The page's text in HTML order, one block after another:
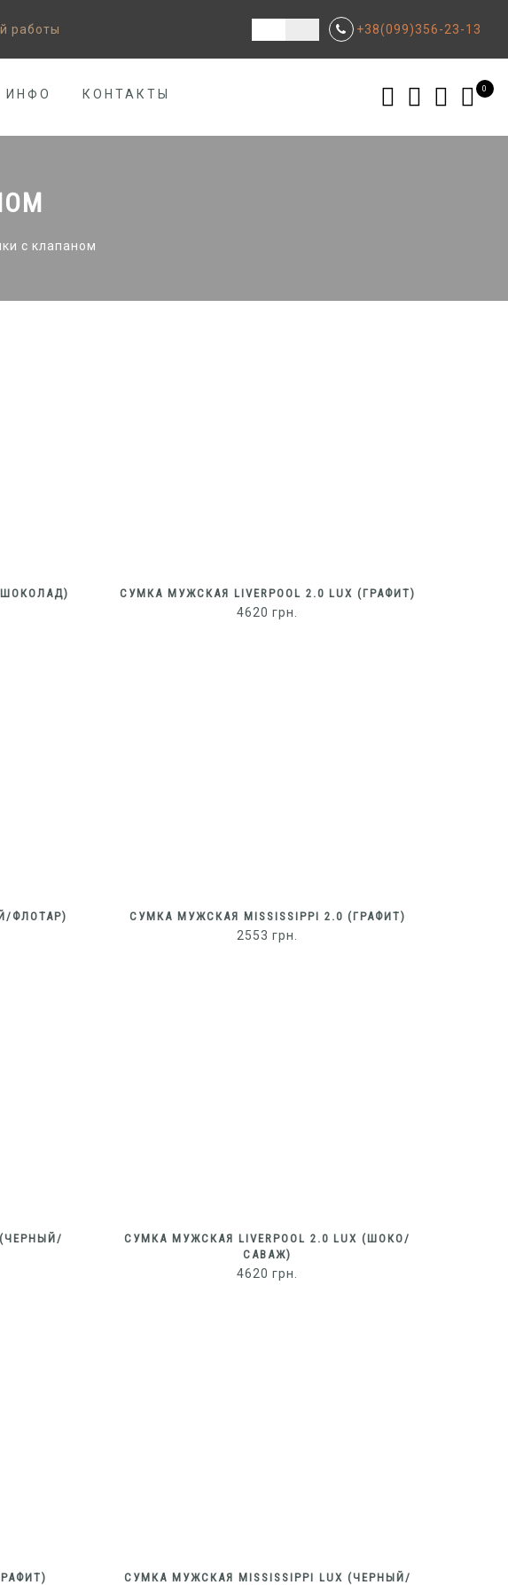
работы +38(099)356-23-13
ИНФО КОНТАКТЫ 0
с клапаном
СУМКА МУЖСКАЯ LIVERPOOL 2.0 LUX (ГРАФИТ)
4620грн.
ФЛОТАР) СУМКА МУЖСКАЯ MISSISSIPPI 2.0 (ГРАФИТ)
2553грн.
(ЧЕРНЫЙ/
СУМКА МУЖСКАЯ LIVERPOOL 2.0 LUX (ШОКО/
САВАЖ)
4620грн.
СУМКА МУЖСКАЯ MISSISSIPPI LUX (ЧЕРНЫЙ/